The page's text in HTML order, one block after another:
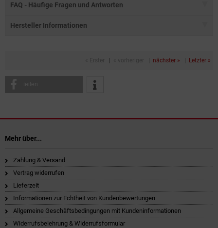
FAQ - Häufige Fragen und Antworten
Hersteller Informationen
nächster » Letzter »
teilen
Mehr über...
Zahlung & Versand
Vertrag widerrufen
Lieferzeit
Informationen zur Echtheit von Kundenbewertungen
Allgemeine Geschäftsbedingungen mit Kundeninformationen
Widerrufsbelehrung & Widerrufsformular